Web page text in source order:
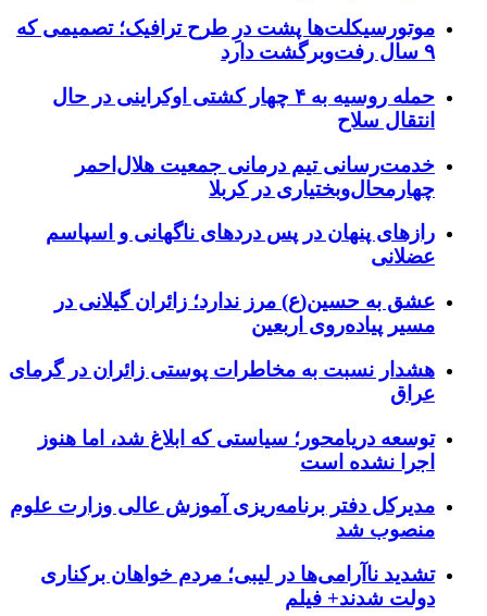
موتورسیکلت‌ها پشت درِ طرح ترافیک؛ تصمیمی که
۹ سال رفت‌وبرگشت دارد
حمله روسیه به ۴ چهار کشتی اوکراینی در حال
انتقال سلاح
خدمت‌رسانی تیم درمانی جمعیت هلال‌احمر
چهارمحال‌وبختیاری در کربلا
رازهای پنهان در پس دردهای ناگهانی و اسپاسم
عضلانی
عشق به حسین(ع) مرز ندارد؛ زائران گیلانی در
مسیر پیاده‌روی اربعین
هشدار نسبت به مخاطرات پوستی زائران در گرمای
عراق
توسعه دریامحور؛ سیاستی که ابلاغ شد، اما هنوز
اجرا نشده است
مدیرکل دفتر برنامه‌ریزی آموزش عالی وزارت علوم
منصوب شد
تشدید ناآرامی‌ها در لیبی؛ مردم خواهان برکناری
دولت شدند+ فیلم